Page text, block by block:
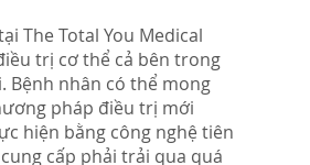
The Total You Medical
trị cơ thể cả bên trong
Bệnh nhân có thể mong
pháp điều trị mới
hiện bằng công nghệ tiên
cấp phải trải qua quá